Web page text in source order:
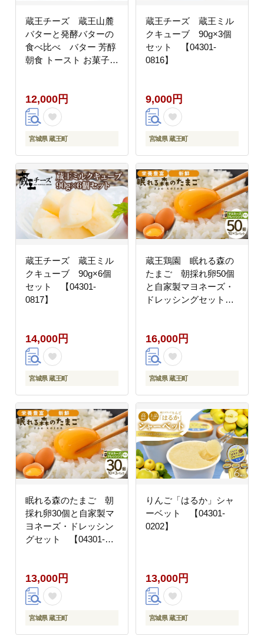
蔵王チーズ 蔵王山麓
バターと発酵バターの
食べ比べ バター 芳醇
朝食 トースト お菓子づ
12,000円
宮城県 蔵王町
蔵王チーズ 蔵王ミル
クキューブ 90g×3個
セット 【04301-
0816】
9,000円
宮城県 蔵王町
蔵王チーズ 蔵王ミル
クキューブ 90g×6個
セット 【04301-
0817】
14,000円
宮城県 蔵王町
蔵王鶏園 眠れる森の
たまご 朝採れ卵50個
と自家製マヨネーズ・
ドレッシングセット
16,000円
宮城県 蔵王町
眠れる森のたまご 朝
採れ卵30個と自家製マ
ヨネーズ・ドレッシン
グセット 【04301-
13,000円
宮城県 蔵王町
りんご「はるか」シャ
ーベット 【04301-
0202】
13,000円
宮城県 蔵王町